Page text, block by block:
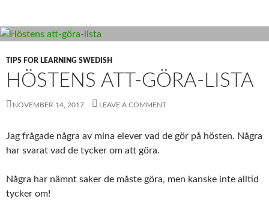
TIPS FOR LEARNING SWEDISH
HÖSTENS ATT-GÖRA-LISTA
NOVEMBER 14, 2017 LEAVE A COMMENT
Jag frågade några av mina elever vad de gör på hösten. Några
har svarat vad de tycker om att göra.
Några har nämnt saker de måste göra, men kanske inte alltid
tycker om!